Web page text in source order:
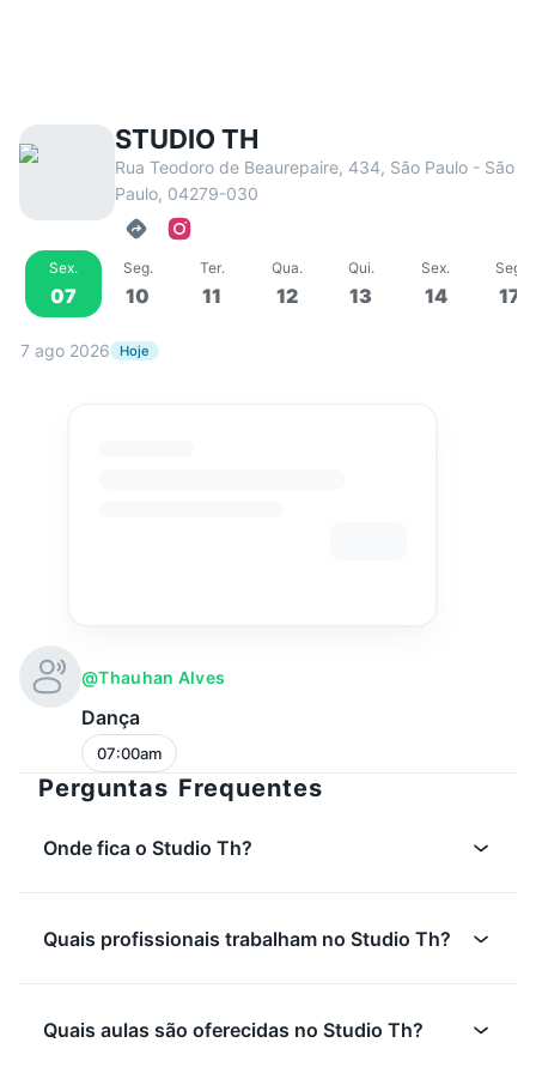
STUDIO TH
Rua Teodoro de Beaurepaire, 434, São Paulo - São
Paulo, 04279-030
Sex.
07
Seg.
10
Ter.
11
Qua.
12
Qui.
13
Sex.
14
Seg
17
7 ago 2026 Hoje
@thauhan Alves
Dança
07:00am
Perguntas Frequentes
Onde fica o Studio Th?
Quais profissionais trabalham no Studio Th?
Quais aulas são oferecidas no Studio Th?